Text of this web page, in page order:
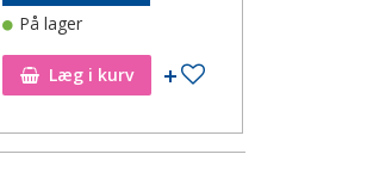
På lager
Læg i kurv Tilføj til ønskeseddel